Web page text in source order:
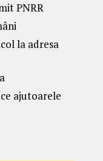
PNRR
la adresa
ajutoarele